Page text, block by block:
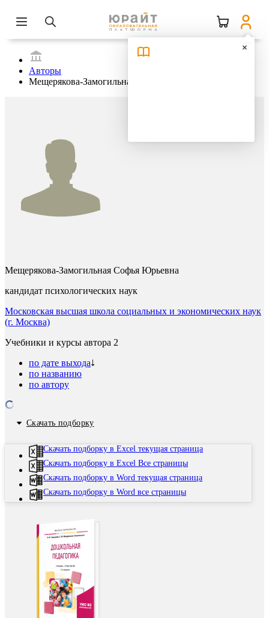
Авторы
Мещерякова-Замогильная Софья Юрьевна
Мещерякова-Замогильная Софья Юрьевна
кандидат психологических наук
Московская высшая школа социальных и экономических наук
(г. Москва)
Учебники и курсы автора 2
по дате выхода
по названию
по автору
Скачать подборку
Скачать подборку в Excel текущая страница
Скачать подборку в Excel Все страницы
Скачать подборку в Word текущая страница
Скачать подборку в Word все страницы